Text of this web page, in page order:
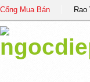
Cổng Mua Bán Rao